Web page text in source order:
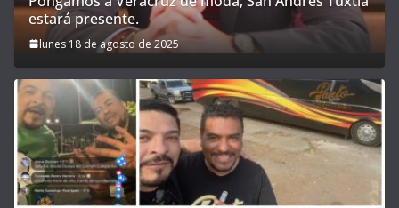
estará presente.
lunes 18 de agosto de 2025